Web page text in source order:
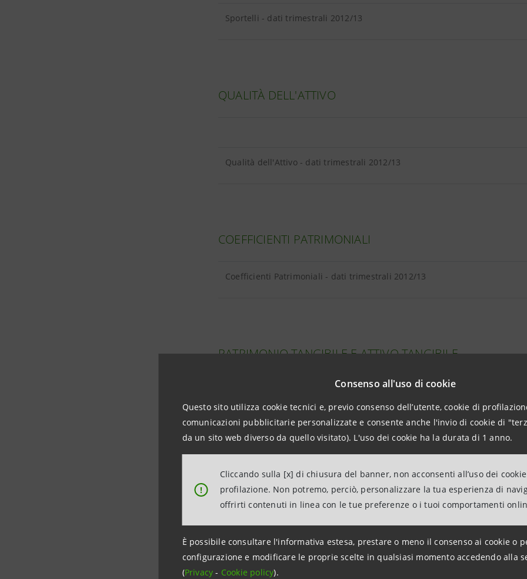
Consenso all'uso di cookie
Questo sito utilizza cookie tecnici e, previo consenso dell’utente, cookie di
comunicazioni pubblicitarie personalizzate e consente anche l'invio di cookie di
da un sito web diverso da quello visitato). L'uso dei cookie ha la durata di 1 anno.
!
Cliccando sulla [x] di chiusura del banner, non acconsenti all’uso dei
profilazione. Non potremo, perciò, personalizzare la tua esperienza di
offrirti contenuti in linea con le tue preferenze o i tuoi comportamenti
È possibile consultare l'informativa estesa, prestare o meno il consenso ai cookie o
configurazione e modificare le proprie scelte in qualsiasi momento accedendo alla
(Privacy- Cookie policy).
Sportelli - dati trimestrali 2012/13
QUALITÀ DELL'ATTIVO
Qualità dell'Attivo - dati trimestrali 2012/13
COEFFICIENTI PATRIMONIALI
Coefficienti Patrimoniali - dati trimestrali 2012/13
PATRIMONIO TANGIBILE E ATTIVO TANGIBILE
Patrimonio Tangibile e Totale Attivo Tangibile - dati trimestrali 2012/13
Composizione goodwill e intangible al 31.12.2013
IMPIEGHI A CLIENTELA
Impieghi a clientela - dati trimestrali 2012/13